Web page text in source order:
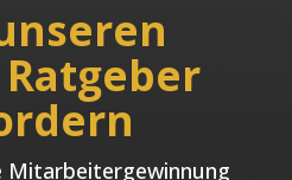
Ratgeber
Mitarbeitergewinnung